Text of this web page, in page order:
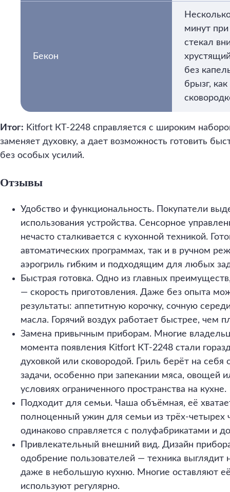
Бекон
минут
стекал
без
брызг,
Итог: Kitfort КТ-2248 справляется с широким
заменяет духовку, а дает возможность готовить
без особых усилий.
Отзывы
Удобство и функциональность. Покупатели
использования устройства. Сенсорное
нечасто сталкивается с кухонной техникой.
автоматических программах, так и в ручном
аэрогриль гибким и подходящим для любых
Быстрая готовка. Одно из главных
— скорость приготовления. Даже без опыта
результаты: аппетитную корочку, сочную
масла. Горячий воздух работает быстрее, чем
Замена привычным приборам. Многие
момента появления Kitfort КТ-2248 стали
духовкой или сковородой. Гриль берёт на себя
задачи, особенно при запекании мяса, овощей
условиях ограниченного пространства на кухне.
Подходит для семьи. Чаша объёмная, её
полноценный ужин для семьи из трёх-четырех
одинаково справляется с полуфабрикатами и
Привлекательный внешний вид. Дизайн
одобрение пользователей — техника выглядит
даже в небольшую кухню. Многие оставляют её
используют регулярно.